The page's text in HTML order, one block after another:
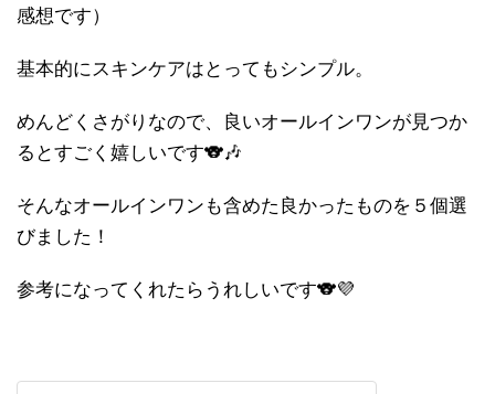
感想です）
基本的にスキンケアはとってもシンプル。
めんどくさがりなので、良いオールインワンが見つか
るとすごく嬉しいです🐨🎶
そんなオールインワンも含めた良かったものを５個選
びました！
参考になってくれたらうれしいです🐨💜